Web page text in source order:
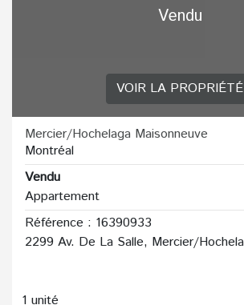
Vendu
VOIR LA PROPRIÉTÉ
Mercier/Hochelaga Maisonneuve
Montréal
Vendu
Appartement
Référence : 16390933
1 unité